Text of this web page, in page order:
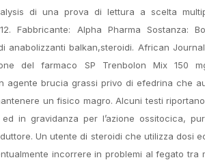
di una prova di lettura a scelta
Fabbricante: Alpha Pharma Sostanza:
anabolizzanti balkan,steroidi. African
del farmaco SP Trenbolon Mix 150
agente brucia grassi privo di efedrina che
un fisico magro. Alcuni testi
in gravidanza per l’azione ossitocica,
Un utente di steroidi che utilizza dosi
incorrere in problemi al fegato tra